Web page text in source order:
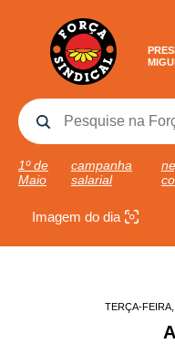
1º de
Maio
campanha
salarial
Imagem do dia
TERÇA-